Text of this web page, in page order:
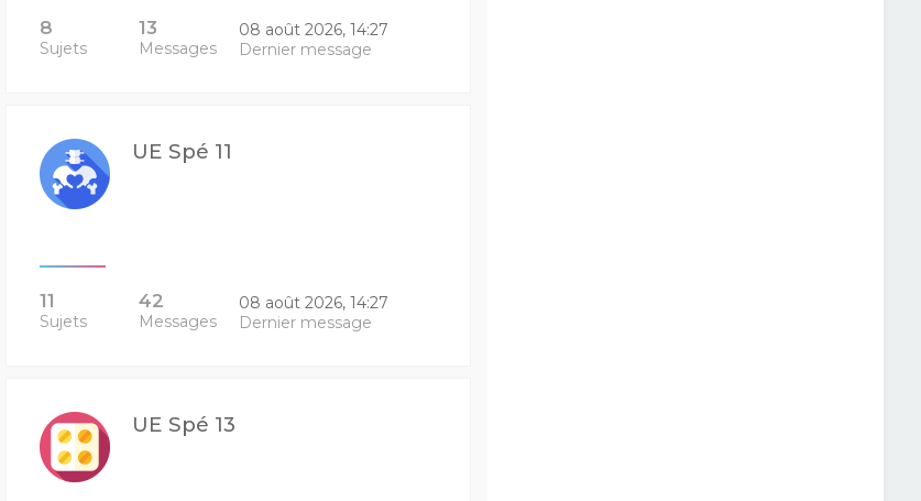
8
Sujets
13
Messages
08 août 2026, 14:27
Dernier message
UE Spé 11
11
Sujets
42
Messages
08 août 2026, 14:27
Dernier message
UE Spé 13